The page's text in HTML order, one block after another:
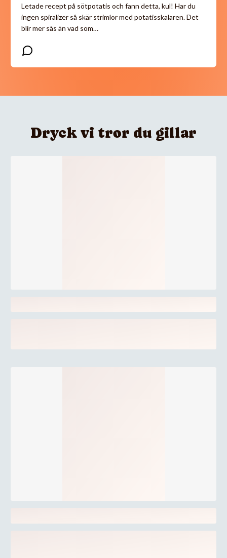
Letade recept på sötpotatis och fann detta, kul! Har du
ingen spiralizer så skär strimlor med potatisskalaren. Det
blir mer sås än vad som…
Dryck vi tror du gillar